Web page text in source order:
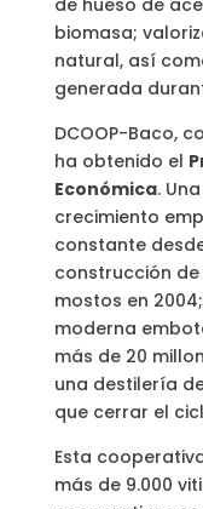
de hueso de
biomasa;
natural, así
generada
DCOOP-Baco,
ha obtenido el
Económica.
crecimiento
constante
construcción
mostos en
moderna
más de 20
una destilería
que cerrar el
Esta
más de 9.000